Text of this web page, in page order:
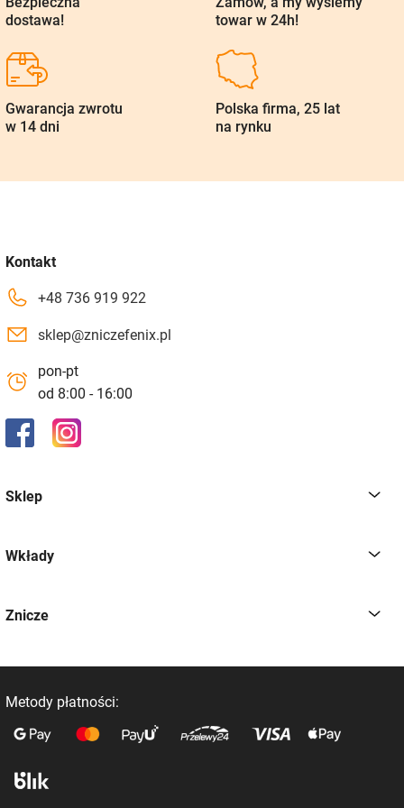
dostawa!
towar w 24h!
Gwarancja zwrotu
w 14 dni
Polska firma, 25 lat
na rynku
Kontakt
+48 736 919 922
sklep@zniczefenix.pl
pon-pt
od 8:00 - 16:00
Sklep
Wkłady
Znicze
Metody płatności: